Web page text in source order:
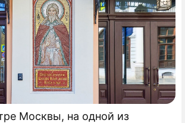
Москвы, на одной из